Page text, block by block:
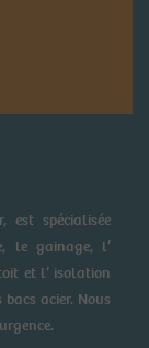
est spécialisée
le gainage, l’
et l’ isolation
acier. Nous